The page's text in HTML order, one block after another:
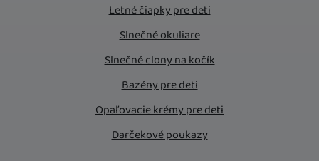
Letné čiapky pre deti
Slnečné okuliare
Slnečné clony na kočík
Bazény pre deti
Opaľovacie krémy pre deti
Darčekové poukazy